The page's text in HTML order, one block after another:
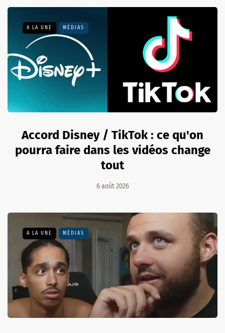
A LA UNE MÉDIAS
Accord Disney / TikTok : ce qu'on
pourra faire dans les vidéos change
tout
6 août 2026
A LA UNE MÉDIAS